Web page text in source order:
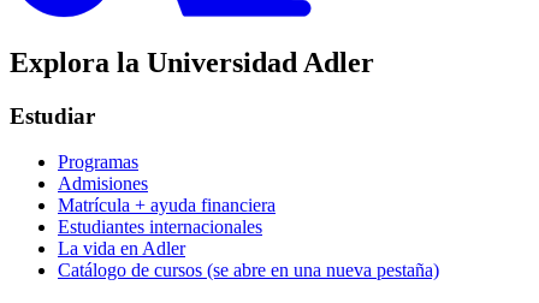
Explora la Universidad Adler
Estudiar
Programas
Admisiones
Matrícula + ayuda financiera
Estudiantes internacionales
La vida en Adler
Catálogo de cursos (se abre en una nueva pestaña)